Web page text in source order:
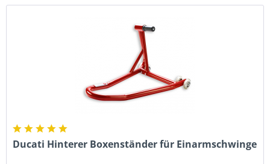
Ducati Hinterer Boxenständer für Einarmschwinge